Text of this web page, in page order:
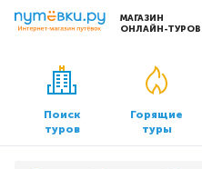
МАГАЗИН
ОНЛАЙН-ТУРОВ
Сервисы
Бронирование отелей
Трансфер
Поиск
туров
Горящие
туры